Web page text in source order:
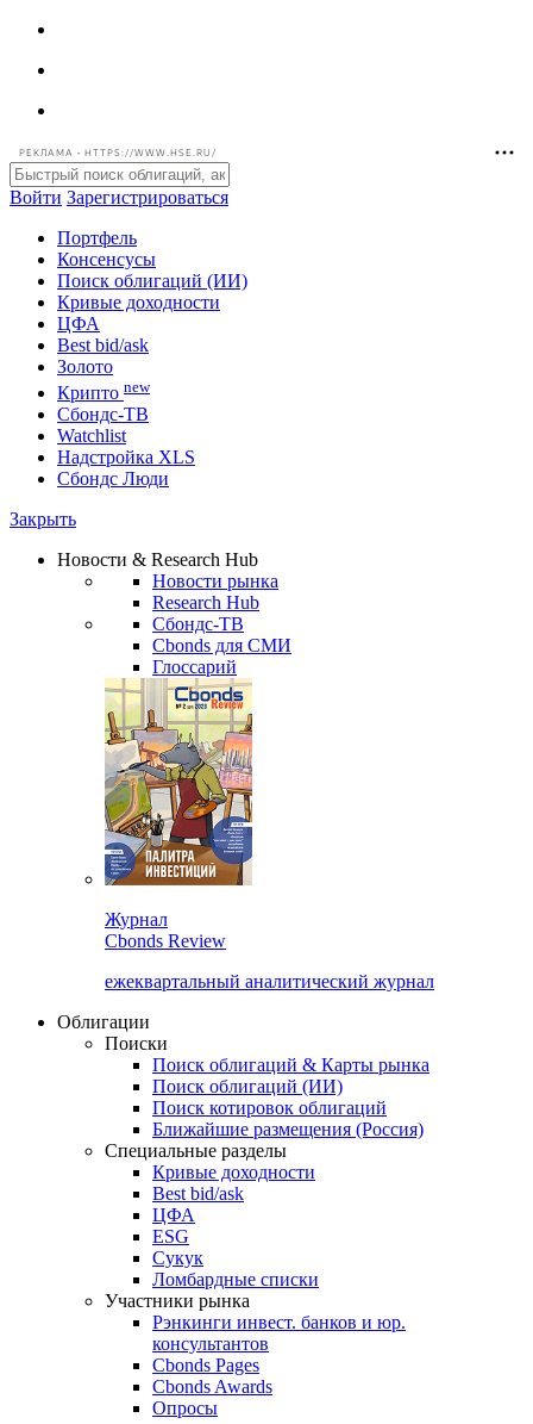
РЕКЛАМА • HTTPS://WWW.HSE.RU/
Войти Зарегистрироваться
Портфель
Консенсусы
Поиск облигаций (ИИ)
Кривые доходности
ЦФА
Best bid/ask
Золото
Крипто new
Watchlist
Сбондс Люди
Новости & Research Hub
Новости рынка
Research Hub
Сбондс-ТВ
Cbonds для СМИ
Глоссарий
Cbonds Review
ежеквартальный аналитический журнал
Облигации
Поиски
Поиск облигаций & Карты рынка
Поиск облигаций (ИИ)
Поиск котировок облигаций
Ближайшие размещения (Россия)
Специальные разделы
Кривые доходности
Best bid/ask
ЦФА
ESG
Сукук
Ломбардные списки
Участники рынка
Рэнкинги инвест. банков и юр.